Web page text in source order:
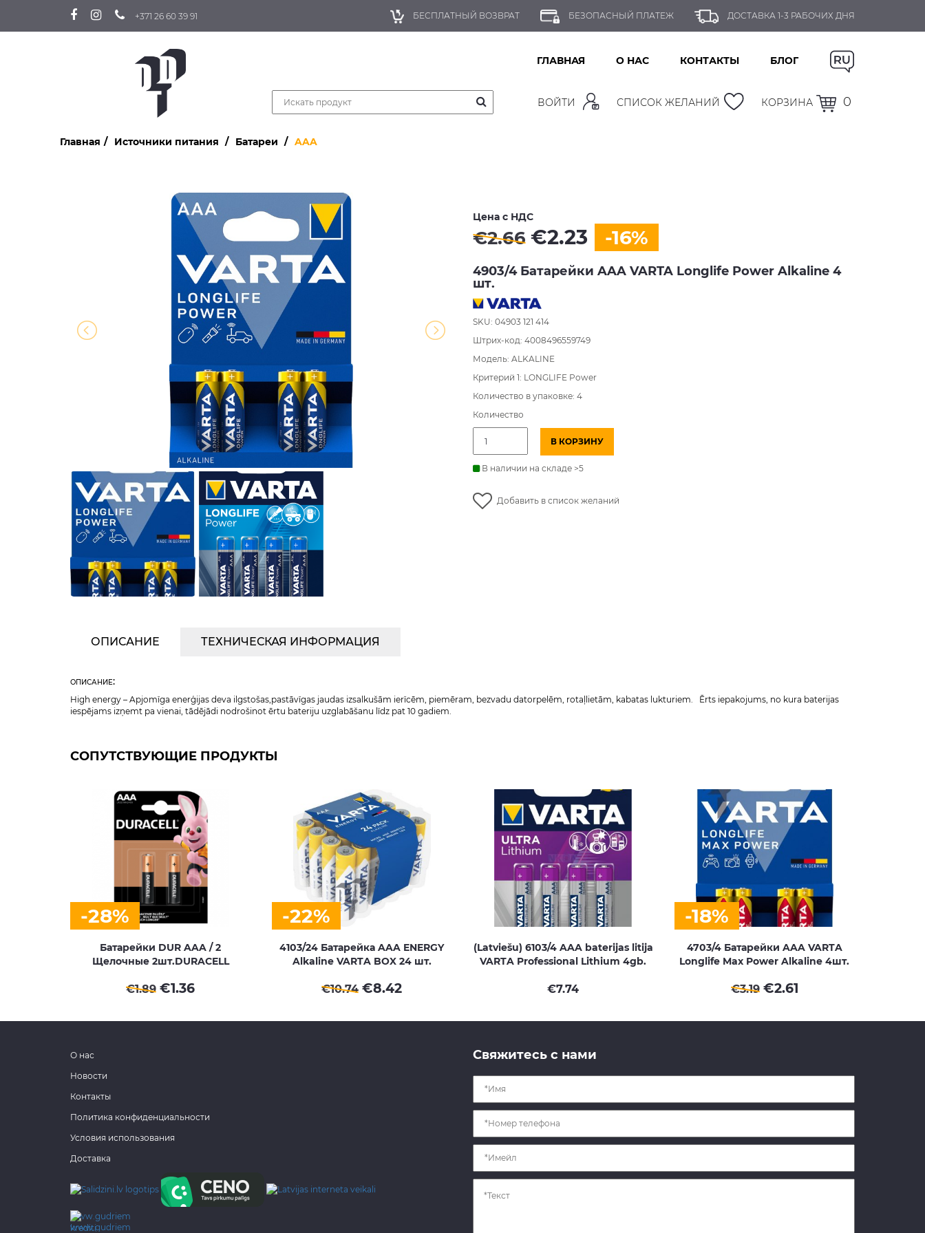
+371 26 60 39 91 БЕСПЛАТНЫЙ ВОЗВРАТ БЕЗОПАСНЫЙ ПЛАТЕЖ ДОСТАВКА 1-3 РАБОЧИХ ДНЯ
ГЛАВНАЯ О НАС КОНТАКТЫ БЛОГ
ВОЙТИ СПИСОК ЖЕЛАНИЙ КОРЗИНА 0
Главная Источники питания Батареи AAA
Цена с НДС
€2.66 €2.23 -16%
4903/4 Батарейки AAA VARTA Longlife Power Alkaline 4
шт.
SKU: 04903 121 414
Штрих-код: 4008496559749
Модель: ALKALINE
Критерий 1: LONGLIFE Power
Количество в упаковке: 4
Количество
товара
4903/4
Батарейки
VARTA
Longlife
В КОРЗИНУ
В наличии на складе >5
Добавить в список желаний
ОПИСАНИЕ ТЕХНИЧЕСКАЯ ИНФОРМАЦИЯ
описание:
High energy – Apjomīga enerģijas deva ilgstošas,pastāvīgas jaudas izsalkušām ierīcēm, piemēram, bezvadu datorpelēm, rotaļlietām, kabatas lukturiem. Ērts iepakojums, no kura baterijas
iespējams izņemt pa vienai, tādējādi nodrošinot ērtu bateriju uzglabāšanu līdz pat 10 gadiem.
СОПУТСТВУЮЩИЕ ПРОДУКТЫ
-28%
Батарейки DUR AAA / 2
Щелочные 2шт.DURACELL
€1.89 €1.36
-22%
4103/24 Батарейка AAA ENERGY
Alkaline VARTA BOX 24 шт.
€10.74 €8.42
(Latviešu) 6103/4 AAA baterijas litija
VARTA Professional Lithium 4gb.
€7.74
-18%
4703/4 Батарейки AAA VARTA
Longlife Max Power Alkaline 4шт.
€3.19 €2.61
О нас
Новости
Контакты
Политика конфиденциальности
Условия использования
Доставка
www.gudriem.lv/atrie-
krediti
Свяжитесь с нами